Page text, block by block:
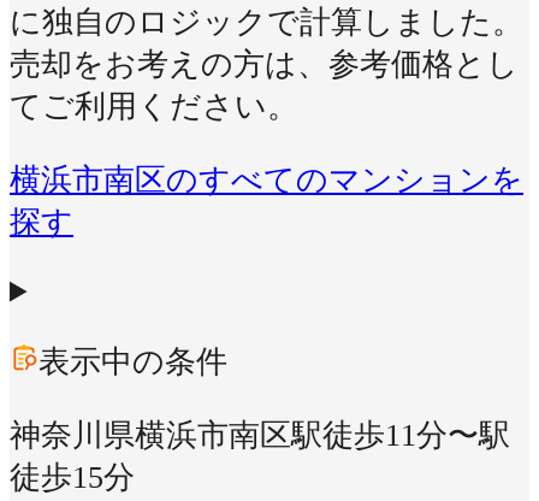
に独自のロジックで計算しました。
売却をお考えの方は、参考価格とし
てご利用ください。
横浜市南区のすべてのマンションを
探す
表示中の条件
神奈川県横浜市南区駅徒歩11分〜駅
徒歩15分